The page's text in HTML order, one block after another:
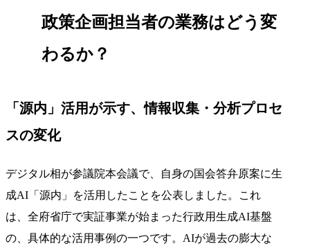
政策企画担当者の業務はどう変
わるか？
「源内」活用が示す、情報収集・分析プロセ
スの変化
デジタル相が参議院本会議で、自身の国会答弁原案に生
成AI「源内」を活用したことを公表しました。これ
は、全府省庁で実証事業が始まった行政用生成AI基盤
の、具体的な活用事例の一つです。AIが過去の膨大な